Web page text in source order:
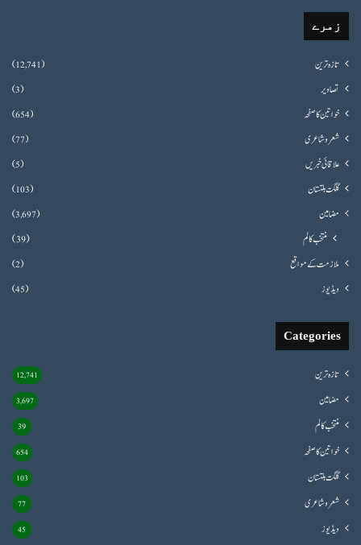
زمرے
تازہ ترین
(12,741)
تصاویر
(3)
خواتین کا صفحہ
(654)
شعروشاعری
(77)
علاقائی خبریں
(5)
گلگت بلتستان
(103)
مضامین
(3,697)
منتخب کالم (39)
ملازمت کے مواقع
(2)
ویڈیوز
(45)
Categories
تازہ ترین 12,741
مضامین 3,697
منتخب کالم 39
خواتین کا صفحہ 654
گلگت بلتستان 103
شعروشاعری 77
ویڈیوز 45